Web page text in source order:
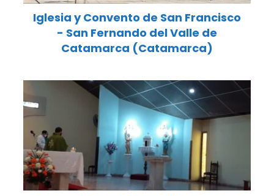
Iglesia y Convento de San Francisco
- San Fernando del Valle de
Catamarca (Catamarca)